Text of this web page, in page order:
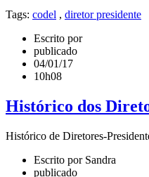
Tags: codel , diretor presidente
Escrito por
publicado
04/01/17
10h08
Histórico dos
Histórico de Diretores-
Escrito por Sandra
publicado